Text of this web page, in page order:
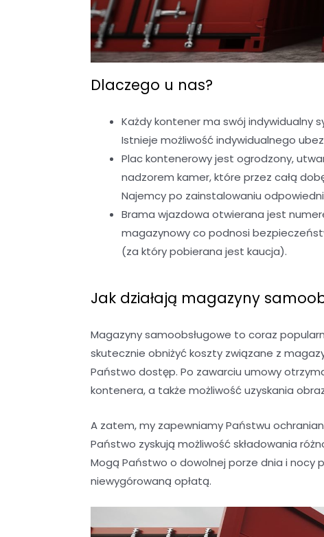
Dlaczego u nas?
Każdy kontener ma swój indywidualny
Istnieje możliwość indywidualnego
Plac kontenerowy jest ogrodzony,
nadzorem kamer, które przez całą
Najemcy po zainstalowaniu
Brama wjazdowa otwierana jest
magazynowy co podnosi
(za który pobierana jest kaucja).
Jak działają magazyny
Magazyny samoobsługowe to coraz
skutecznie obniżyć koszty związane z
Państwo dostęp. Po zawarciu umowy
kontenera, a także możliwość uzyskania
A zatem, my zapewniamy Państwu
Państwo zyskują możliwość składowania
Mogą Państwo o dowolnej porze dnia i nocy
niewygórowaną opłatą.